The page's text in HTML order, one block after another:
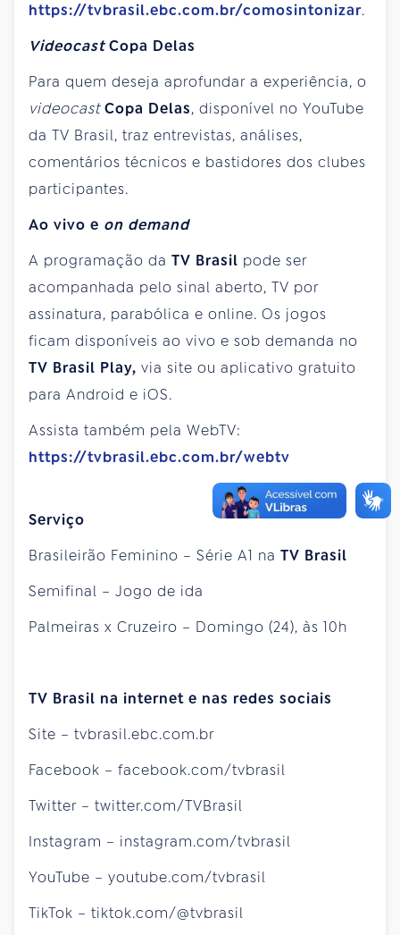
https://tvbrasil.ebc.com.br/comosintonizar.
VideocastCopa Delas
Para quem deseja aprofundar a experiência, o
videocast Copa Delas, disponível no YouTube
da TV Brasil, traz entrevistas, análises,
comentários técnicos e bastidores dos clubes
participantes.
Ao vivo e on demand
A programação da TV Brasil pode ser
acompanhada pelo sinal aberto, TV por
assinatura, parabólica e online. Os jogos
ficam disponíveis ao vivo e sob demanda no
TV Brasil Play, via site ou aplicativo gratuito
para Android e iOS.
Assista também pela WebTV:
https://tvbrasil.ebc.com.br/webtv
Serviço
Brasileirão Feminino – Série A1 na TV Brasil
Semifinal – Jogo de ida
Palmeiras x Cruzeiro – Domingo (24), às 10h
TV Brasil na internet e nas redes sociais
Site – tvbrasil.ebc.com.br
Facebook – facebook.com/tvbrasil
Twitter – twitter.com/TVBrasil
Instagram – instagram.com/tvbrasil
YouTube – youtube.com/tvbrasil
TikTok – tiktok.com/@tvbrasil